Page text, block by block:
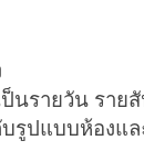
นรายวัน ราย
รูปแบบห้องแล